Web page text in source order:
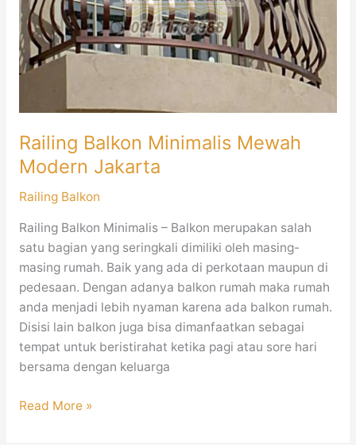
Railing Balkon Minimalis Mewah
Modern Jakarta
Railing Balkon
Railing Balkon Minimalis – Balkon merupakan salah
satu bagian yang seringkali dimiliki oleh masing-
masing rumah. Baik yang ada di perkotaan maupun di
pedesaan. Dengan adanya balkon rumah maka rumah
anda menjadi lebih nyaman karena ada balkon rumah.
Disisi lain balkon juga bisa dimanfaatkan sebagai
tempat untuk beristirahat ketika pagi atau sore hari
bersama dengan keluarga
Jakarta
Read More »